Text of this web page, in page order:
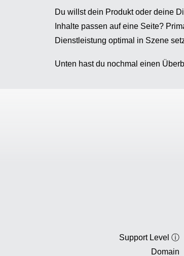
Du willst dein Produkt oder deine
Inhalte passen auf eine Seite?
Dienstleistung optimal in Szene
Unten hast du nochmal einen
Support Level ⓘ
Domain